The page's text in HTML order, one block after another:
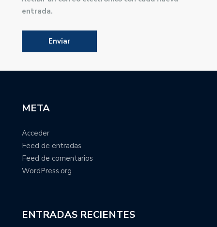
entrada.
META
Acceder
Feed de entradas
Feed de comentarios
WordPress.org
ENTRADAS RECIENTES